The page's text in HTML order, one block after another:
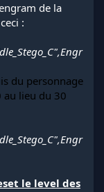
de la
:
du personnage
au lieu du 30
le level des